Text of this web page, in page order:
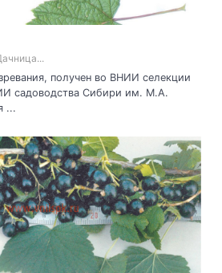
получен во ВНИИ селекции
садоводства Сибири им. М.А.
...